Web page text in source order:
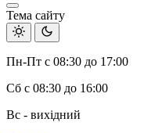
Тема сайту
Пн-Пт с 08:30 до 17:00
Сб с 08:30 до 16:00
Вс - вихідний